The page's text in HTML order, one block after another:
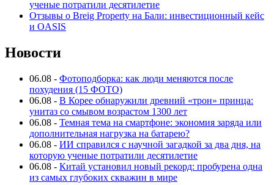
ученые потратили десятилетие
Отзывы о Breig Property на Бали: инвестиционный кейс
и OASIS
Новости
06.08 - Фотоподборка: как люди меняются после
похудения (15 ФОТО)
06.08 - В Корее обнаружили древний «трон» принца:
унитаз со смывом возрастом 1300 лет
06.08 - Темная тема на смартфоне: экономия заряда или
дополнительная нагрузка на батарею?
06.08 - ИИ справился с научной загадкой за два дня, на
которую ученые потратили десятилетие
06.08 - Китай установил новый рекорд: пробурена одна
из самых глубоких скважин в мире